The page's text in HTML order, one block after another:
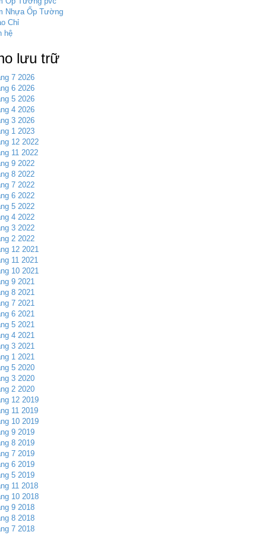
Nhựa Ốp Tường
Chỉ
hệ
lưu trữ
7 2026
6 2026
5 2026
4 2026
3 2026
1 2023
12 2022
11 2022
9 2022
8 2022
7 2022
6 2022
5 2022
4 2022
3 2022
2 2022
12 2021
11 2021
10 2021
9 2021
8 2021
7 2021
6 2021
5 2021
4 2021
3 2021
1 2021
5 2020
3 2020
2 2020
12 2019
11 2019
10 2019
9 2019
8 2019
7 2019
6 2019
5 2019
11 2018
10 2018
9 2018
8 2018
7 2018